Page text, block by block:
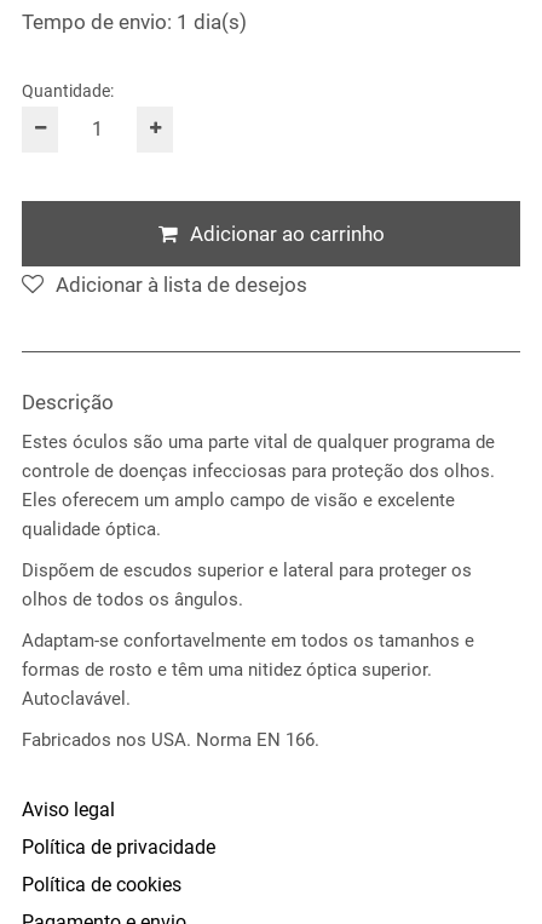
Tempo de envio: 1 dia(s)
Quantidade:
Adicionar ao carrinho
Adicionar à lista de desejos
Descrição
Estes óculos são uma parte vital de qualquer programa de
controle de doenças infecciosas para proteção dos olhos.
Eles oferecem um amplo campo de visão e excelente
qualidade óptica.
Dispõem de escudos superior e lateral para proteger os
olhos de todos os ângulos.
Adaptam-se confortavelmente em todos os tamanhos e
formas de rosto e têm uma nitidez óptica superior.
Autoclavável.
Fabricados nos USA. Norma EN 166.
Aviso legal
Política de privacidade
Política de cookies